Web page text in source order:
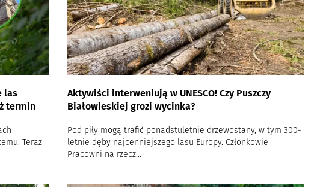
las
termin
Teraz
Aktywiści interweniują w UNESCO! Czy Puszczy
Białowieskiej grozi wycinka?
Pod piły mogą trafić ponadstuletnie drzewostany, w tym 300-
letnie dęby najcenniejszego lasu Europy. Członkowie
Pracowni na rzecz...